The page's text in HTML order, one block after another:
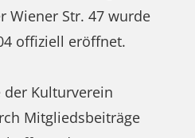
Wiener Str. 47 wurde
offiziell eröffnet.
Kulturverein
Mitgliedsbeiträge